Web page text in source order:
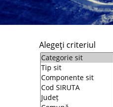
Alegeţi criteriul